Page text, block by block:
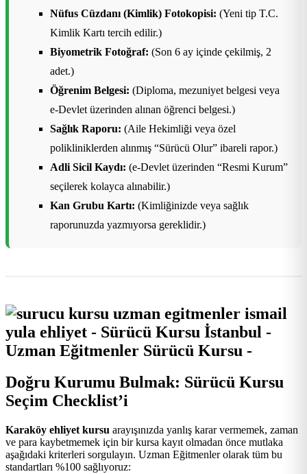
Nüfus Cüzdanı (Kimlik) Fotokopisi: (Yeni tip T.C.
Kimlik Kartı tercih edilir.)
Biyometrik Fotoğraf: (Son 6 ay içinde çekilmiş, 2
adet.)
Öğrenim Belgesi: (Diploma, mezuniyet belgesi veya
e-Devlet üzerinden alınan öğrenci belgesi.)
Sağlık Raporu: (Aile Hekimliği veya özel
polikliniklerden alınmış “Sürücü Olur” ibareli rapor.)
Adli Sicil Kaydı: (e-Devlet üzerinden “Resmi Kurum”
seçilerek kolayca alınabilir.)
Kan Grubu Kartı: (Kimliğinizde veya sağlık
raporunuzda yazmıyorsa gereklidir.)
Doğru Kurumu Bulmak: Sürücü Kursu
Seçim Checklist’i
Karaköy ehliyet kursu arayışınızda yanlış karar vermemek, zaman
ve para kaybetmemek için bir kursa kayıt olmadan önce mutlaka
aşağıdaki kriterleri sorgulayın. Uzman Eğitmenler olarak tüm bu
standartları %100 sağlıyoruz: